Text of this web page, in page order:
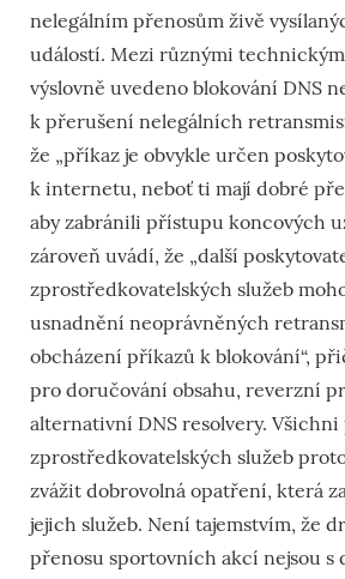
nelegálním přenosům živě
událostí. Mezi různými
výslovně uvedeno blokování DNS
k přerušení nelegálních
že „příkaz je obvykle určen
k internetu, neboť ti mají dobré
aby zabránili přístupu koncových
zároveň uvádí, že „další
zprostředkovatelských služeb
usnadnění neoprávněných
obcházení příkazů k blokování“,
pro doručování obsahu, reverzní
alternativní DNS resolvery. Všichni
zprostředkovatelských služeb
zvážit dobrovolná opatření, která
jejich služeb. Není tajemstvím, že
přenosu sportovních akcí nejsou s